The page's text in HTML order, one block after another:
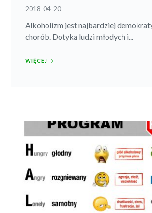
2018-04-20
Alkoholizm jest najbardziej
chorób. Dotyka ludzi młodych i...
WIĘCEJ